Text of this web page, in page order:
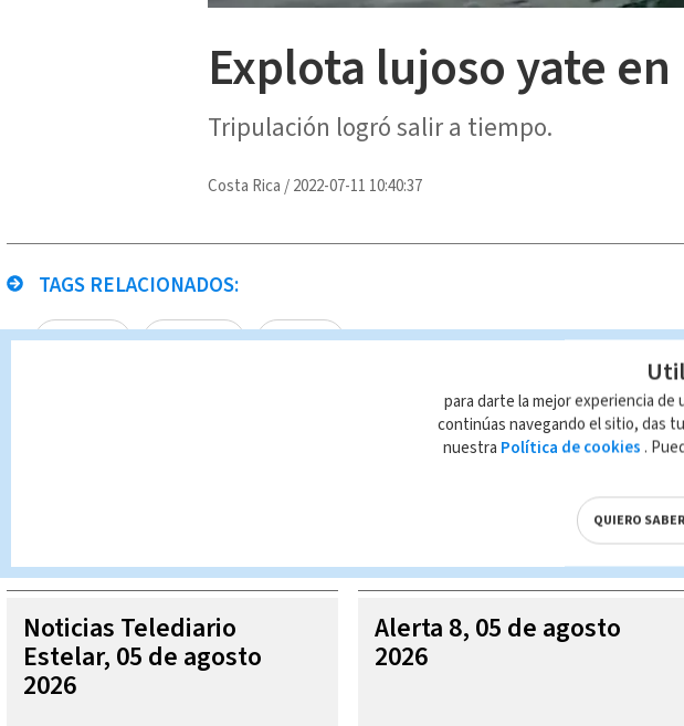
Explota lujoso yate
Tripulación logró salir a tiempo.
Costa Rica /2022-07-11 10:40:37
TAGS RELACIONADOS:
explosión Nacascolo Yate
Queda prohibida la reproducción total o parcial del contenido de esta página, mismo que
MÁS VIDEOS
Noticias Telediario
Estelar, 05 de agosto
2026
Alerta 8, 05 de agosto
2026
para darte la mejor experiencia
continúas navegando el sitio, das
nuestra Política de cookies .
QUIERO